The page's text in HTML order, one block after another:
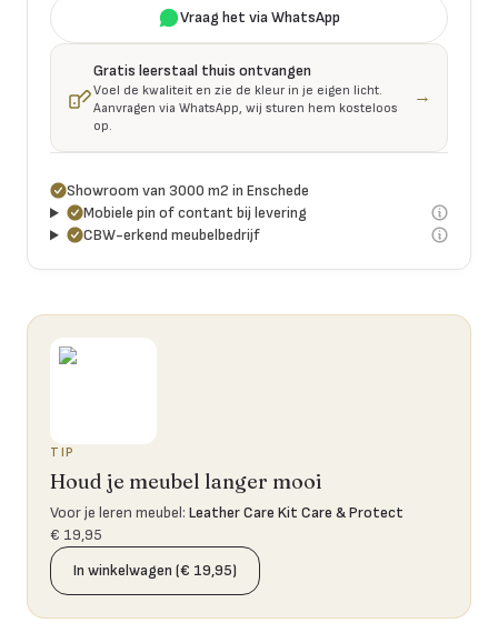
Vraag het via WhatsApp
Gratis leerstaal thuis ontvangen
Voel de kwaliteit en zie de kleur in je eigen licht.
Aanvragen via WhatsApp, wij sturen hem kosteloos
op.
→
Showroom van 3000 m2 in Enschede
Mobiele pin of contant bij levering
CBW-erkend meubelbedrijf
TIP
Houd je meubel langer mooi
Voor je leren meubel: Leather Care Kit Care & Protect
€ 19,95
In winkelwagen (€ 19,95)